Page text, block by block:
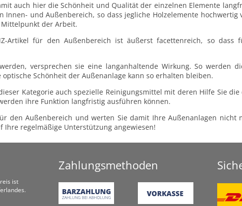
auch hier die Schönheit und Qualität der einzelnen Elemente
und Außenbereich, so dass jegliche Holzelemente hochwertig
der Arbeit.
Artikel für den Außenbereich ist äußerst facettenreich, so dass
versprechen sie eine langanhaltende Wirkung. So werden
Schönheit der Außenanlage kann so erhalten bleiben.
Kategorie auch spezielle Reinigungsmittel mit deren Hilfe Sie
ihre Funktion langfristig ausführen können.
den Außenbereich und werten Sie damit Ihre Außenanlagen
regelmäßige Unterstützung angewiesen!
ist
Zahlungsmethoden